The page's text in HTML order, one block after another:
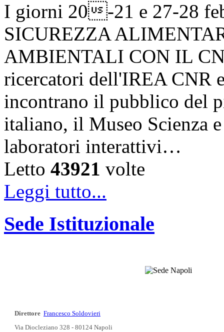
I giorni 20-21 e 27-28
SICUREZZA
AMBIENTALI CON IL
ricercatori dell'IREA CNR
incontrano il pubblico del
italiano, il Museo Scienza
laboratori interattivi…
Letto 43921 volte
Leggi tutto...
Sede Istituzionale
Direttore Francesco Soldovieri
Via Diocleziano 328 - 80124 Napoli